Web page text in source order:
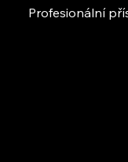
Profesionální